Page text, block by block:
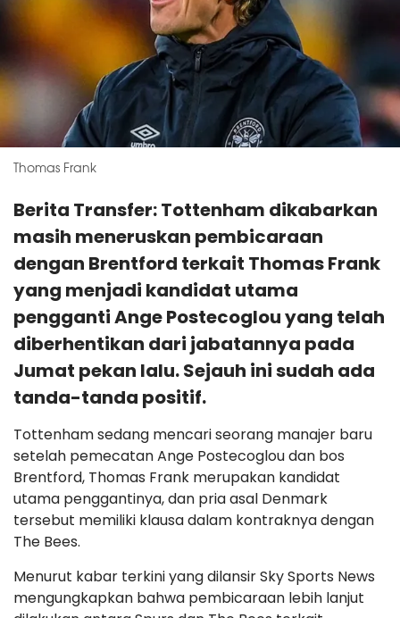
Thomas Frank
Berita Transfer: Tottenham dikabarkan
masih meneruskan pembicaraan
dengan Brentford terkait Thomas Frank
yang menjadi kandidat utama
pengganti Ange Postecoglou yang telah
diberhentikan dari jabatannya pada
Jumat pekan lalu. Sejauh ini sudah ada
tanda-tanda positif.
Tottenham sedang mencari seorang manajer baru
setelah pemecatan Ange Postecoglou dan bos
Brentford, Thomas Frank merupakan kandidat
utama penggantinya, dan pria asal Denmark
tersebut memiliki klausa dalam kontraknya dengan
The Bees.
Menurut kabar terkini yang dilansir Sky Sports News
mengungkapkan bahwa pembicaraan lebih lanjut